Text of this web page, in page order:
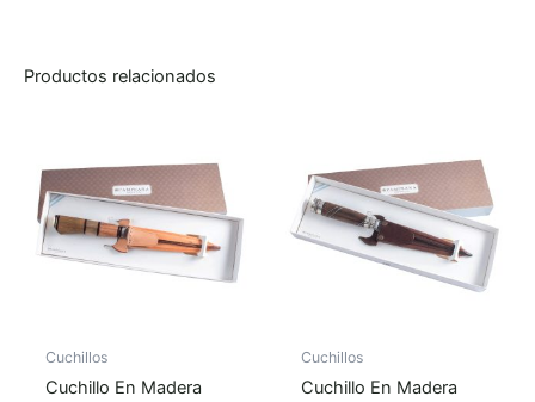
Productos relacionados
Cuchillos
Cuchillo En Madera
Cuchillos
Cuchillo En Madera